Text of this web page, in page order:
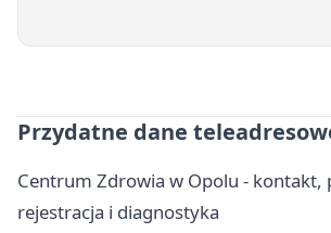
Przydatne dane
Centrum Zdrowia w Opolu - kontakt,
rejestracja i diagnostyka